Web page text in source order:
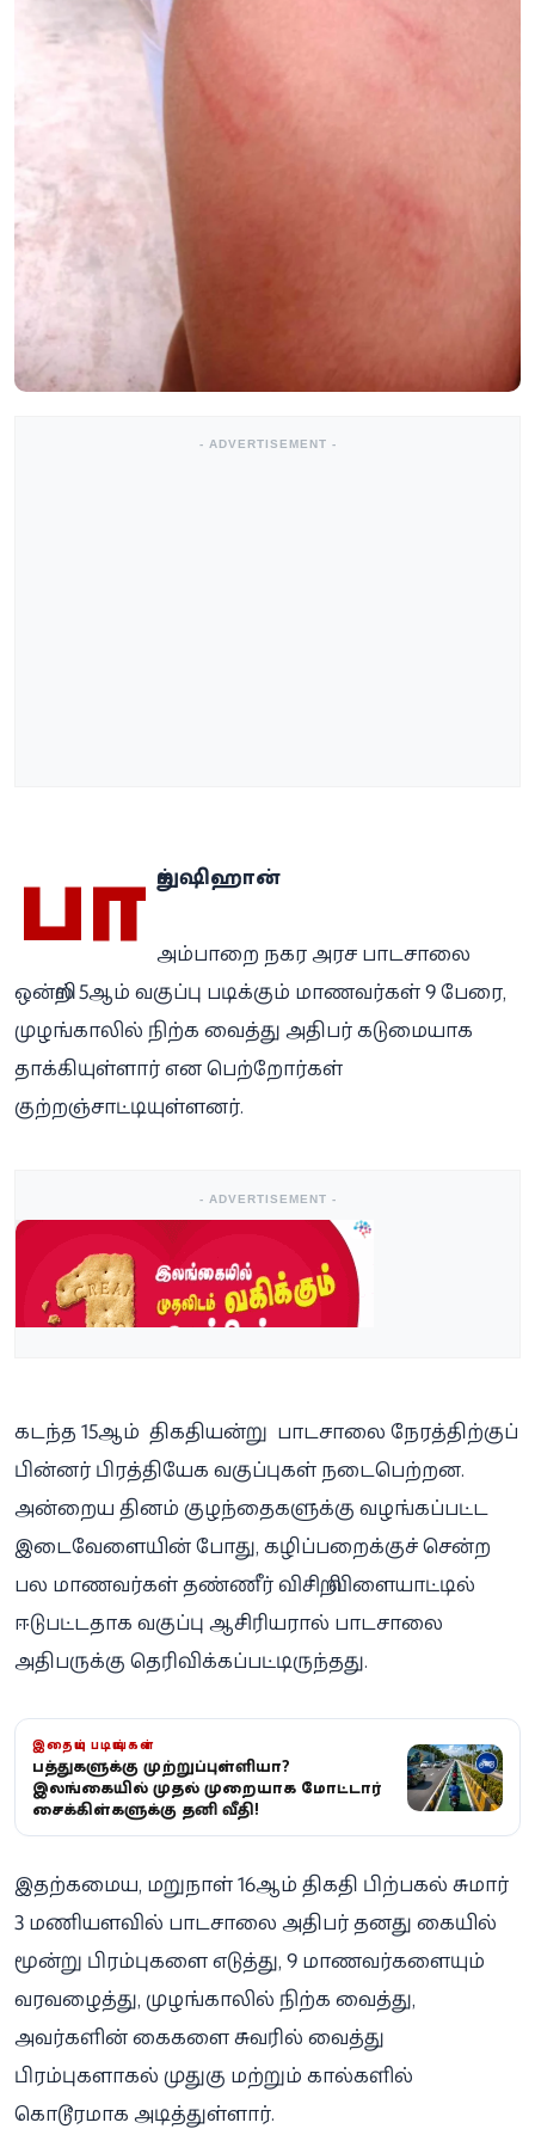
- ADVERTISEMENT -
பா றுக் ஷிஹான்
அம்பாறை நகர அரச பாடசாலை
ஒன்றில் 5ஆம் வகுப்பு படிக்கும் மாணவர்கள் 9 பேரை,
முழங்காலில் நிற்க வைத்து அதிபர் கடுமையாக
தாக்கியுள்ளார் என பெற்றோர்கள்
குற்றஞ்சாட்டியுள்ளனர்.
- ADVERTISEMENT -
கடந்த 15ஆம் திகதியன்று பாடசாலை நேரத்திற்குப்
பின்னர் பிரத்தியேக வகுப்புகள் நடைபெற்றன.
அன்றைய தினம் குழந்தைகளுக்கு வழங்கப்பட்ட
இடைவேளையின் போது, ​​கழிப்பறைக்குச் சென்ற
பல மாணவர்கள் தண்ணீர் விசிறி, விளையாட்டில்
ஈடுபட்டதாக வகுப்பு ஆசிரியரால் பாடசாலை
அதிபருக்கு தெரிவிக்கப்பட்டிருந்தது.
இதையும் படியுங்கள்
விபத்துகளுக்கு முற்றுப்புள்ளியா?
இலங்கையில் முதல் முறையாக மோட்டார்
சைக்கிள்களுக்கு தனி வீதி!
இதற்கமைய, மறுநாள் 16ஆம் திகதி பிற்பகல் சுமார்
3 மணியளவில் பாடசாலை அதிபர் தனது கையில்
மூன்று பிரம்புகளை எடுத்து, 9 மாணவர்களையும்
வரவழைத்து, முழங்காலில் நிற்க வைத்து,
அவர்களின் கைகளை சுவரில் வைத்து
பிரம்புகளாகல் முதுகு மற்றும் கால்களில்
கொடூரமாக அடித்துள்ளார்.